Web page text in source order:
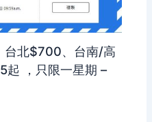
台北$700、台南/高
，只限一星期 –